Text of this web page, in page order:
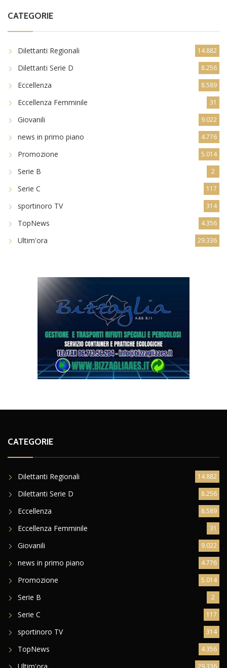
CATEGORIE
Dilettanti Regionali 14.882
Dilettanti Serie D 8.256
Eccellenza 8.589
Eccellenza Femminile 31
Giovanili 9.022
news in primo piano 4.776
Promozione 5.014
Serie B 2
Serie C 117
sportinoro TV 314
TopNews 4.356
Ultim'ora 29.336
CATEGORIE
Dilettanti Regionali 14.882
Dilettanti Serie D 8.256
Eccellenza 8.589
Eccellenza Femminile 31
Giovanili 9.022
news in primo piano 4.776
Promozione 5.014
Serie B 2
Serie C 117
sportinoro TV 314
TopNews 4.356
Ultim'ora 29.336